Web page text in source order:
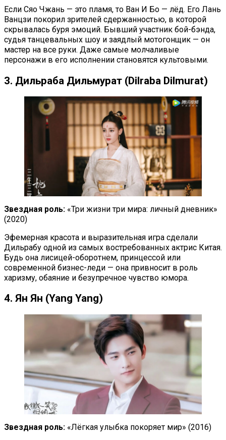
Если Сяо Чжань — это пламя, то Ван И Бо — лёд. Его Лань
Ванцзи покорил зрителей сдержанностью, в которой
скрывалась буря эмоций. Бывший участник бой-бэнда,
судья танцевальных шоу и заядлый мотогонщик — он
мастер на все руки. Даже самые молчаливые
персонажи в его исполнении становятся культовыми.
3. Дильраба Дильмурат (Dilraba Dilmurat)
Звездная роль: «Три жизни три мира: личный дневник»
(2020)
Эфемерная красота и выразительная игра сделали
Дильрабу одной из самых востребованных актрис Китая.
Будь она лисицей-оборотнем, принцессой или
современной бизнес-леди — она привносит в роль
харизму, обаяние и безупречное чувство юмора.
4. Ян Ян (Yang Yang)
Звездная роль: «Лёгкая улыбка покоряет мир» (2016)